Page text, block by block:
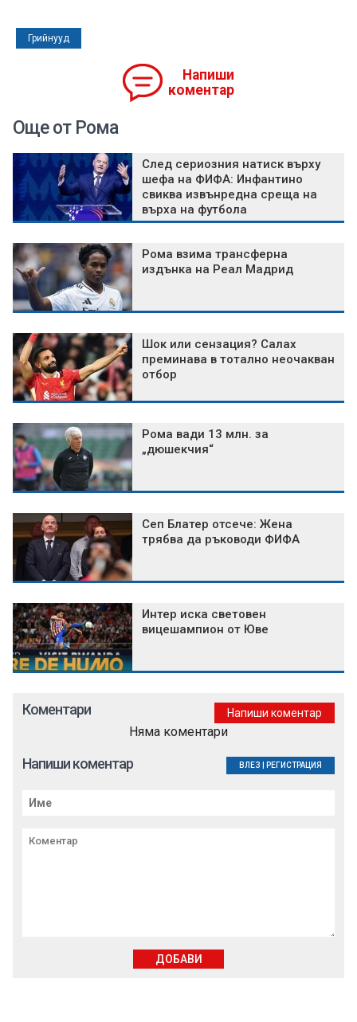
Грийнууд
Напиши
коментар
Още от Рома
След сериозния натиск върху
шефа на ФИФА: Инфантино
свиква извънредна среща на
върха на футбола
Рома взима трансферна
издънка на Реал Мадрид
Шок или сензация? Салах
преминава в тотално неочакван
отбор
Рома вади 13 млн. за
„дюшекчия“
Сеп Блатер отсече: Жена
трябва да ръководи ФИФА
Интер иска световен
вицешампион от Юве
Коментари Напиши коментар
Няма коментари
Напиши коментар ВЛЕЗ РЕГИСТРАЦИЯ
ДОБАВИ